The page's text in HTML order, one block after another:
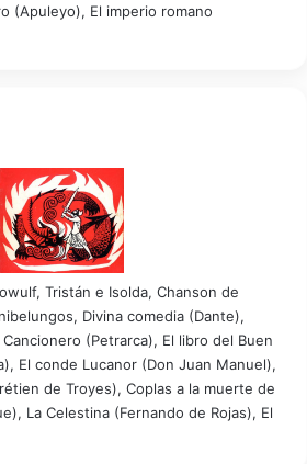
(Apuleyo), El imperio romano
Tristán e Isolda, Chanson de
Divina comedia (Dante),
(Petrarca), El libro del Buen
El conde Lucanor (Don Juan Manuel),
de Troyes), Coplas a la muerte de
La Celestina (Fernando de Rojas), El